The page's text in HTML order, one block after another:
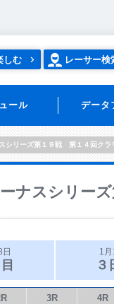
しむ レーサー検
ール データ
シリーズ第１９戦 第１４回クラ
ナスシリー
1月
３
3R 4R